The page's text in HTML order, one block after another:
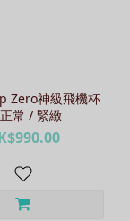
Zero神級飛機杯
正常 / 緊緻